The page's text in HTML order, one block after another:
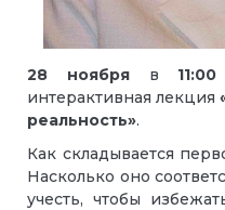
28 ноябряв 11:00
интерактивная лекция
реальность».
Как складывается
Насколько оно
учесть, чтобы